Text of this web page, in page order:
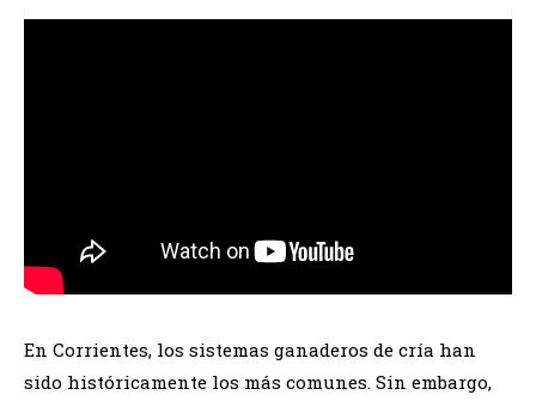
En Corrientes, los sistemas ganaderos de cría han
sido históricamente los más comunes. Sin embargo,